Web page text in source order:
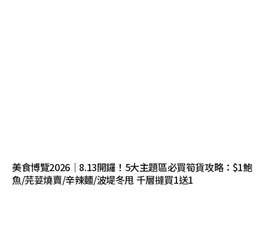
美食博覽2026｜8.13開鑼！5大主題區必買筍貨攻略：$1鮑
魚/芫荽燒賣/辛辣麵/波堤冬甩 千層撻買1送1